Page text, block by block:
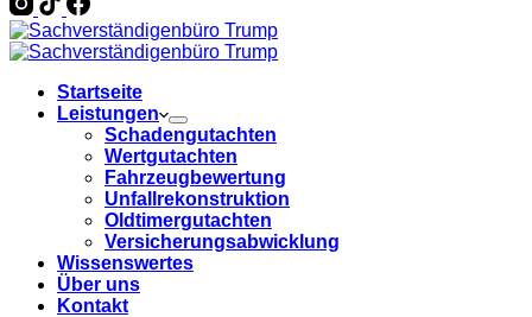
Startseite
Leistungen
Schadengutachten
Wertgutachten
Fahrzeugbewertung
Unfallrekonstruktion
Oldtimergutachten
Versicherungsabwicklung
Wissenswertes
Über uns
Kontakt